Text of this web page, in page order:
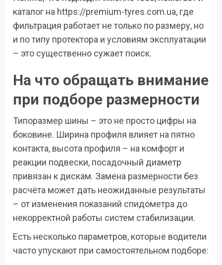
каталог на https://premium-tyres.com.ua, где
фильтрация работает не только по размеру, но
и по типу протектора и условиям эксплуатации
– это существенно сужает поиск.
На что обращать внимание
при подборе размерности
Типоразмер шины – это не просто цифры на
боковине. Ширина профиля влияет на пятно
контакта, высота профиля – на комфорт и
реакции подвески, посадочный диаметр
привязан к дискам. Замена размерности без
расчёта может дать неожиданные результаты
– от изменения показаний спидометра до
некорректной работы систем стабилизации.
Есть несколько параметров, которые водители
часто упускают при самостоятельном подборе: